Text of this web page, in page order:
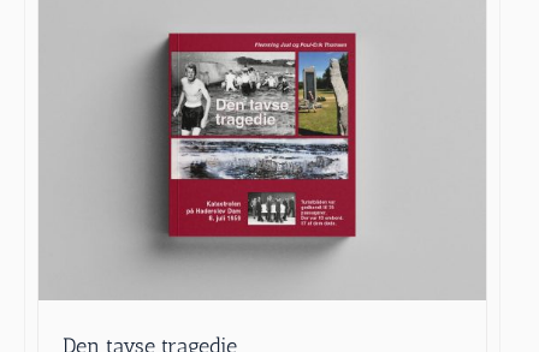
Den tavse tragedie